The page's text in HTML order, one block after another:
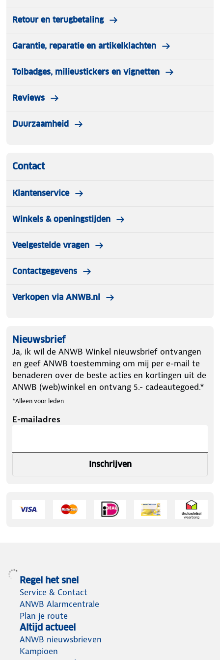
Retour en terugbetaling
Garantie, reparatie en artikelklachten
Tolbadges, milieustickers en vignetten
Reviews
Duurzaamheid
Contact
Klantenservice
Winkels & openingstijden
Veelgestelde vragen
Contactgegevens
Verkopen via ANWB.nl
Nieuwsbrief
Ja, ik wil de ANWB Winkel nieuwsbrief ontvangen
en geef ANWB toestemming om mij per e-mail te
benaderen over de beste acties en kortingen uit de
ANWB (web)winkel en ontvang 5.- cadeautegoed.*
*Alleen voor leden
E-mailadres
Inschrijven
Regel het snel
Service & Contact
ANWB Alarmcentrale
Plan je route
Altijd actueel
ANWB nieuwsbrieven
Kampioen